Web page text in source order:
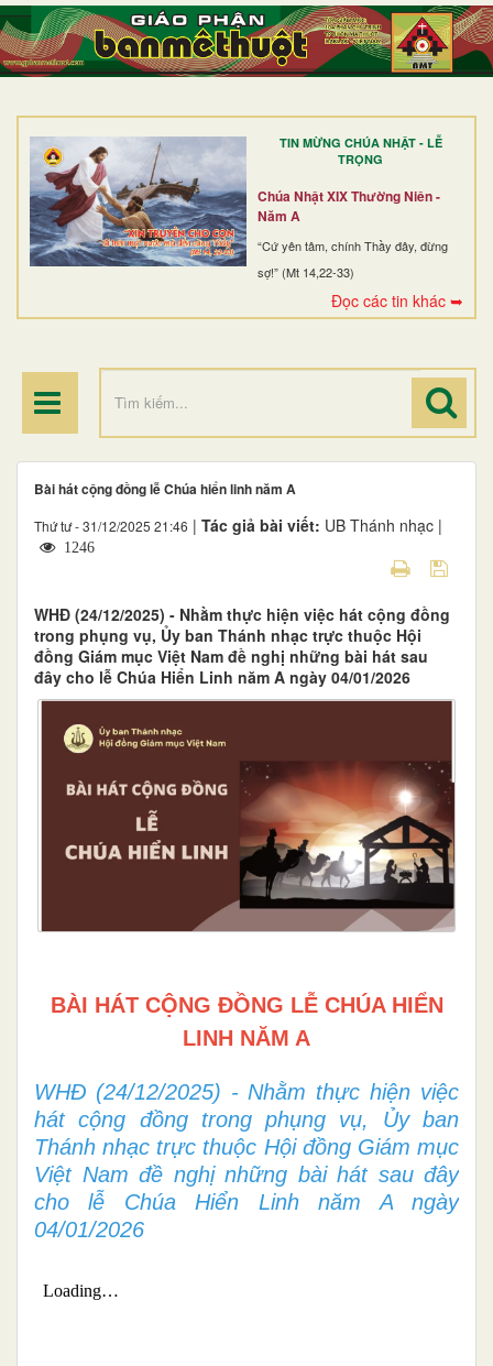
TIN MỪNG CHÚA NHẬT - LỄ
TRỌNG
Chúa Nhật XIX Thường Niên -
Năm A
“Cứ yên tâm, chính Thầy đây, đừng
sợ!” (Mt 14,22-33)
Đọc các tin khác ➥
TRANG NHẤT
GIỚI THIỆU
DÒNG TU
BAN MỤC VỤ
ĐOÀN THỂ CG
ĐIỂM HÀNH HƯƠNG
Bài hát cộng đồng lễ Chúa hiển linh năm A
Thứ tư - 31/12/2025 21:46 | Tác giả bài viết: UB Thánh nhạc |
1246
WHĐ (24/12/2025) - Nhằm thực hiện việc hát cộng đồng
trong phụng vụ, Ủy ban Thánh nhạc trực thuộc Hội
đồng Giám mục Việt Nam đề nghị những bài hát sau
đây cho lễ Chúa Hiển Linh năm A ngày 04/01/2026
BÀI HÁT CỘNG ĐỒNG LỄ CHÚA HIỂN
LINH NĂM A
WHĐ (24/12/2025) - Nhằm thực hiện việc
hát cộng đồng trong phụng vụ, Ủy ban
Thánh nhạc trực thuộc Hội đồng Giám mục
Việt Nam đề nghị những bài hát sau đây
cho lễ Chúa Hiển Linh năm A ngày
04/01/2026